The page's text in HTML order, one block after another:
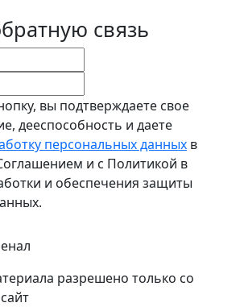
связь
вы подтверждаете свое
дееспособность и даете
персональных данных в
и с Политикой в
и обеспечения защиты
разрешено только со